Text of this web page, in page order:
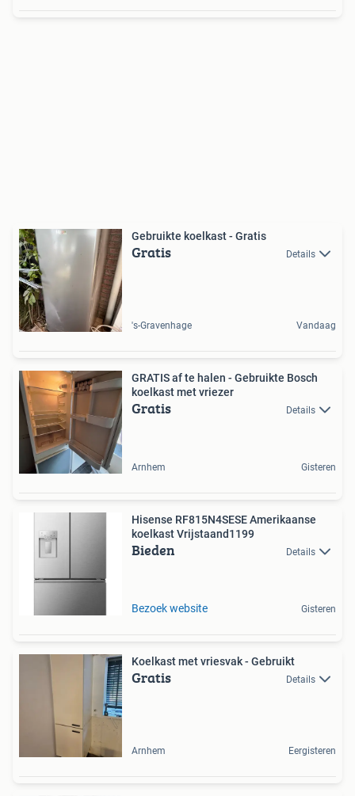
Gebruikte koelkast - Gratis
Gratis Details
's-Gravenhage Vandaag
GRATIS af te halen - Gebruikte Bosch
koelkast met vriezer
Gratis Details
Arnhem Gisteren
Hisense RF815N4SESE Amerikaanse
koelkast Vrijstaand1199
Bieden Details
Bezoek website Gisteren
Koelkast met vriesvak - Gebruikt
Gratis Details
Arnhem Eergisteren